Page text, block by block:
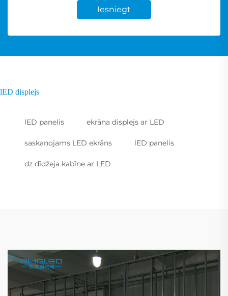
Iesniegt
lED displejs
lED panelis ekrāna displejs ar LED
saskaņojams LED ekrāns lED panelis
dz dīdžeja kabīne ar LED